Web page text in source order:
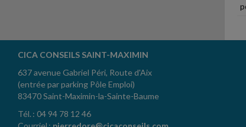
CICA CONSEILS SAINT-MAXIMIN
637 avenue Gabriel Péri, Route d'Aix
(entrée par parking Pôle Emploi)
83470 Saint-Maximin-la-Sainte-Baume
Tél. : 04 94 78 12 46